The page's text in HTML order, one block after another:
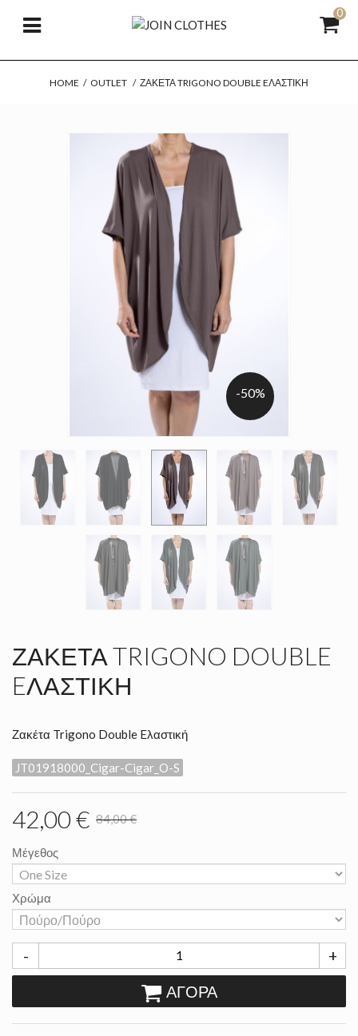
0
HOME / OUTLET / ΖΑΚΈΤΑ TRIGONO DOUBLE EΛΑΣΤΙΚΉ
-50%
ΖΑΚΈΤΑ TRIGONO DOUBLE
EΛΑΣΤΙΚΉ
Ζακέτα Trigono Double Eλαστική
JT01918000_Cigar-Cigar_O-S
42,00 € 84,00 €
Μέγεθος
Χρώμα
- +
ΑΓΟΡΆ